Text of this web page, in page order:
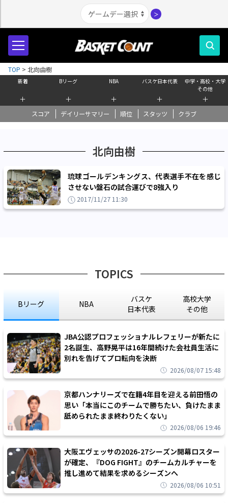
＞
新着
＋
Bリーグ
＋
NBA
＋
バスケ日本代表
＋
中学・高校・大学
その他
＋
スコア デイリーサマリー 順位 スタッツ クラブ
TOP > 北向由樹
北向由樹
琉球ゴールデンキングス、代表選手不在を感じ
させない盤石の試合運びで8強入り
2017/11/27 11:30
TOPICS
Bリーグ NBA
バスケ
日本代表
高校大学
その他
JBA公認プロフェッショナルレフェリーが新たに
2名誕生、高野晃平は16年間続けた会社員生活に
別れを告げてプロ転向を決断
2026/08/07 15:48
京都ハンナリーズで在籍4年目を迎える前田悟の
思い「本当にこのチームで勝ちたい、負けたまま
舐められたまま終わりたくない」
2026/08/06 19:46
大阪エヴェッサの2026-27シーズン開幕ロスター
が確定、『DOG FIGHT』のチームカルチャーを
推し進めて結果を求めるシーズンへ
2026/08/06 10:51